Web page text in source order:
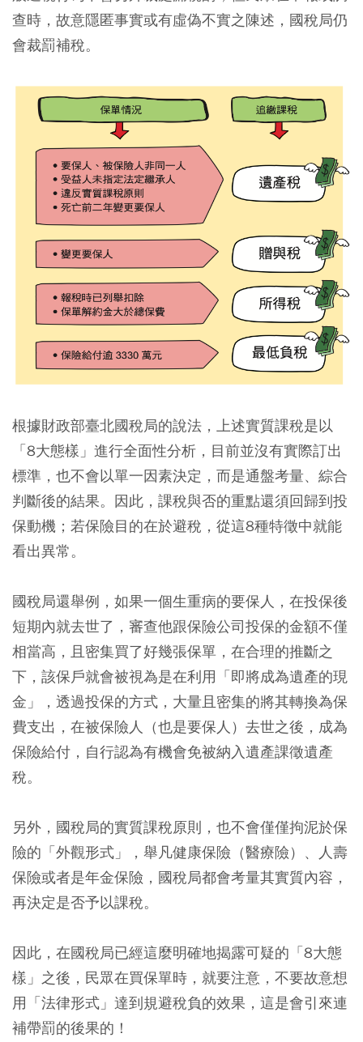
查時，故意隱匿事實或有虛偽不實之陳述，國稅局仍
會裁罰補稅。
根據財政部臺北國稅局的說法，上述實質課稅是以
「8大態樣」進行全面性分析，目前並沒有實際訂出
標準，也不會以單一因素決定，而是通盤考量、綜合
判斷後的結果。因此，課稅與否的重點還須回歸到投
保動機；若保險目的在於避稅，從這8種特徵中就能
看出異常。
國稅局還舉例，如果一個生重病的要保人，在投保後
短期內就去世了，審查他跟保險公司投保的金額不僅
相當高，且密集買了好幾張保單，在合理的推斷之
下，該保戶就會被視為是在利用「即將成為遺產的現
金」，透過投保的方式，大量且密集的將其轉換為保
費支出，在被保險人（也是要保人）去世之後，成為
保險給付，自行認為有機會免被納入遺產課徵遺產
稅。
另外， 國稅局的實質課稅原則，也不會僅僅拘泥於保
險的「外觀形式」，舉凡健康保險（醫療險）、人壽
保險或者是年金保險，國稅局都會考量其實質內容，
再決定是否予以課稅。
因此，在國稅局已經這麼明確地揭露可疑的「8大態
樣」之後，民眾在買保單時，就要注意，不要故意想
用「法律形式」達到規避稅負的效果，這是會引來連
補帶罰的後果的！